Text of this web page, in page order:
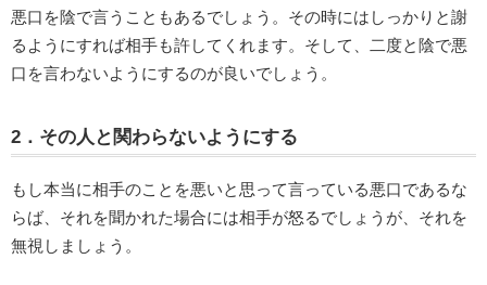
悪口を陰で言うこともあるでしょう。その時にはしっかりと謝
るようにすれば相手も許してくれます。そして、二度と陰で悪
口を言わないようにするのが良いでしょう。
2．その人と関わらないようにする
もし本当に相手のことを悪いと思って言っている悪口であるな
らば、それを聞かれた場合には相手が怒るでしょうが、それを
無視しましょう。